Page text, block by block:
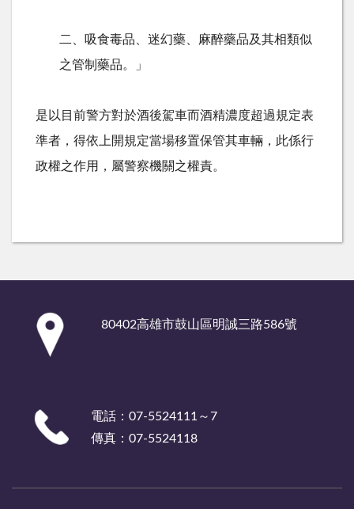
二、吸食毒品、迷幻藥、麻醉藥品及其相類似
之管制藥品。」
是以目前警方對於酒後駕車而酒精濃度超過規定表
準者，得依上開規定當場移置保管其車輛，此係行
政權之作用，屬警察機關之權責。
80402高雄市鼓山區明誠三路586號
電話：07-5524111～7
傳真：07-5524118